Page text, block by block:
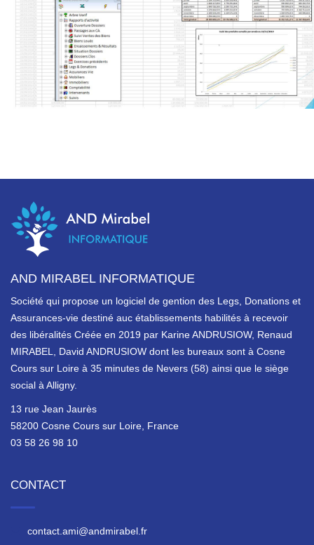
AND MIRABEL INFORMATIQUE
Société qui propose un logiciel de gention des Legs, Donations et
Assurances-vie destiné auc établissements habilités à recevoir
des libéralités Créée en 2019 par Karine ANDRUSIOW, Renaud
MIRABEL, David ANDRUSIOW dont les bureaux sont à Cosne
Cours sur Loire à 35 minutes de Nevers (58) ainsi que le siège
social à Alligny.
13 rue Jean Jaurès
58200 Cosne Cours sur Loire , France
03 58 26 98 10
CONTACT
contact.ami@andmirabel.fr